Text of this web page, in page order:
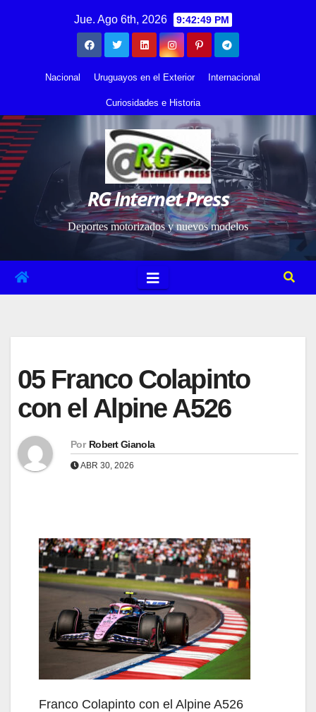
Jue. Ago 6th, 2026 9:42:50 PM
Nacional Uruguayos en el Exterior Internacional
Curiosidades e Historia
RG Internet Press
Deportes motorizados y nuevos modelos
05 Franco Colapinto
con el Alpine A526
Por Robert Gianola
ABR 30, 2026
Franco Colapinto con el Alpine A526